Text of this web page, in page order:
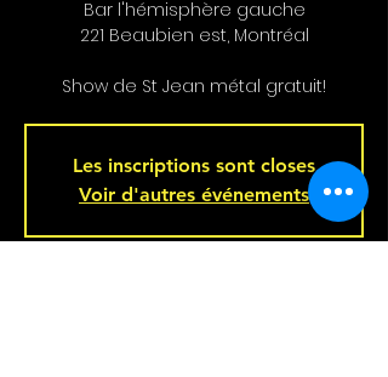
Bar l'hémisphère gauche
221 Beaubien est, Montréal
Show de St Jean métal gratuit!
Les inscriptions sont closes
Voir d'autres événements